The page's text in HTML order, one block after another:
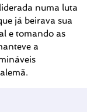
numa luta
já beirava sua
e tomando as
a